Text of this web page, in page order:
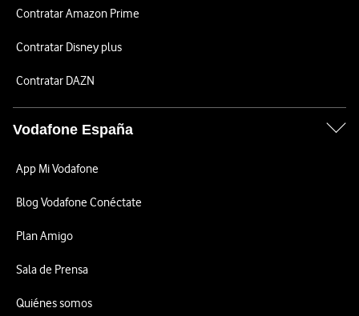
Contratar Amazon Prime
Contratar Disney plus
Contratar DAZN
Vodafone España
App Mi Vodafone
Blog Vodafone Conéctate
Plan Amigo
Sala de Prensa
Quiénes somos